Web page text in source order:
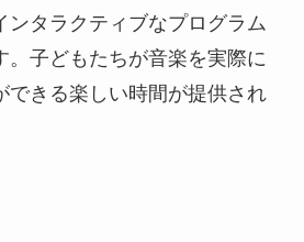
ンタラクティブなプログラム
。子どもたちが音楽を実際に
できる楽しい時間が提供され